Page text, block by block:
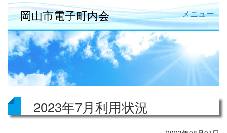
岡山市電子町内会 メニュー
2023年7月利用状況